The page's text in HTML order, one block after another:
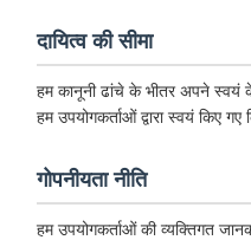
दायित्व की सीमा
हम कानूनी ढांचे के भीतर अपने स्वयं
हम उपयोगकर्ताओं द्वारा स्वयं किए
गोपनीयता नीति
हम उपयोगकर्ताओं की व्यक्तिगत